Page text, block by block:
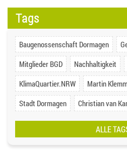
Tags
Baugenossenschaft Dormagen
Mitglieder BGD
Nachhaltigkeit
KlimaQuartier.NRW
Martin
Stadt Dormagen
Christian van
ALLE